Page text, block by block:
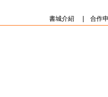
書城介紹 合作